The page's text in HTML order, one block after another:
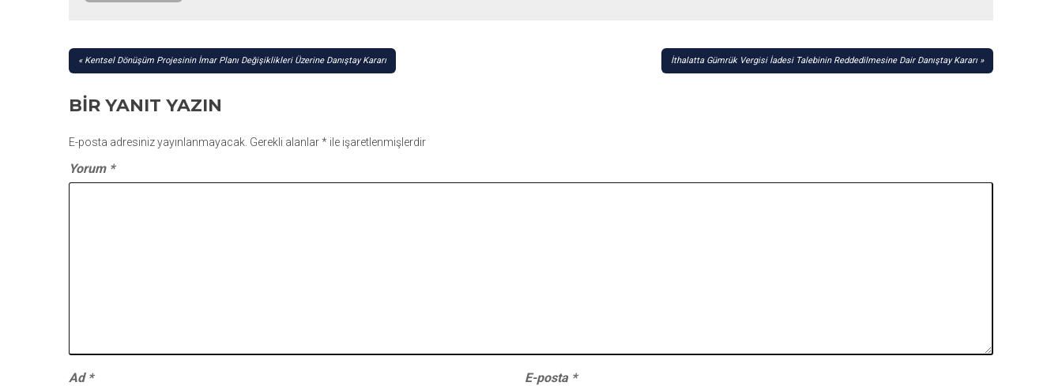
YAZI
Kentsel Dönüşüm Projesinin İmar Planı Değişiklikleri Üzerine Danıştay Kararı İthalatta Gümrük Vergisi İadesi Talebinin Reddedilmesine Dair Danıştay Kararı
BIR YANIT YAZIN
E-posta adresiniz yayınlanmayacak. Gerekli alanlar* ile işaretlenmişlerdir
Yorum *
Ad * E-posta *